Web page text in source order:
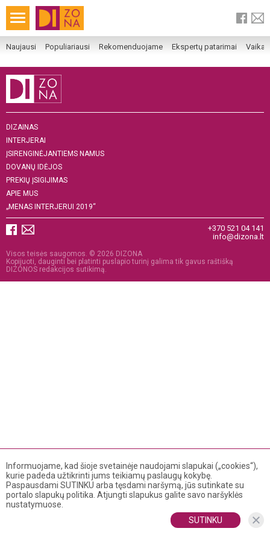
Naujausi Populiariausi Rekomenduojame Ekspertų patarimai
DIZAINAS
INTERJERAI
ĮSIRENGINĖJANTIEMS NAMUS
DOVANŲ IDĖJOS
PREKIŲ ĮSIGIJIMAS
APIE MUS
„MENAS INTERJERUI 2019“
+370 521 04 141
info@dizona.lt
Visos teisės saugomos. © 2026 DIZONA
Kopijuoti, dauginti bei platinti puslapio turinį galima tik gavus raštišką
DIZONOS redakcijos sutikimą.
Informuojame, kad šioje svetainėje naudojami slapukai („cookies“),
kurie padeda užtikrinti jums teikiamų paslaugų kokybę.
Paspausdami SUTINKU arba tęsdami naršymą, jūs sutinkate su
portalo slapukų politika. Atjungti slapukus galite savo naršyklės
nustatymuose.
SUTINKU